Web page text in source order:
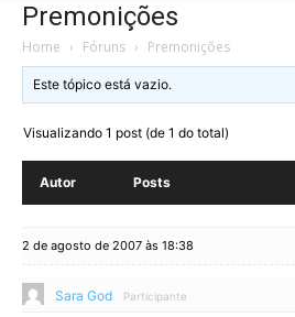
Premonições
Home › Fóruns › Premonições
Este tópico está vazio.
Visualizando 1 post (de 1 do total)
Autor Posts
2 de agosto de 2007 às 18:38
Sara God Participante